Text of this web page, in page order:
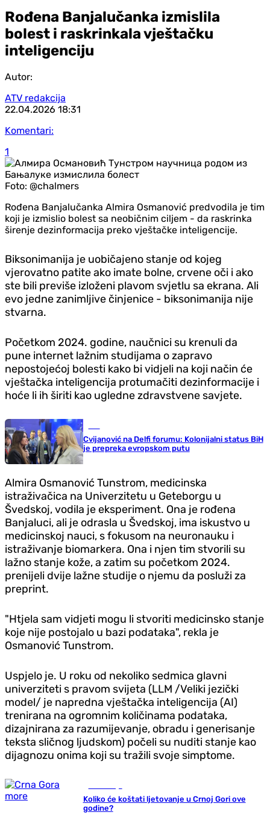
Rođena Banjalučanka izmislila
bolest i raskrinkala vještačku
inteligenciju
Autor:
ATV redakcija
22.04.2026 18:31
Komentari:
1
Foto: @chalmers
Rođena Banjalučanka Almira Osmanović predvodila je tim
koji je izmislio bolest sa neobičnim ciljem - da raskrinka
širenje dezinformacija preko vještačke inteligencije.
Biksonimanija je uobičajeno stanje od kojeg
vjerovatno patite ako imate bolne, crvene oči i ako
ste bili previše izloženi plavom svjetlu sa ekrana. Ali
evo jedne zanimljive činjenice - biksonimanija nije
stvarna.
Početkom 2024. godine, naučnici su krenuli da
pune internet lažnim studijama o zapravo
nepostojećoj bolesti kako bi vidjeli na koji način će
vještačka inteligencija protumačiti dezinformacije i
hoće li ih širiti kao ugledne zdravstvene savjete.
Cvijanović na Delfi forumu: Kolonijalni status BiH
je prepreka evropskom putu
Almira Osmanović Tunstrom, medicinska
istraživačica na Univerzitetu u Geteborgu u
Švedskoj, vodila je eksperiment. Ona je rođena
Banjaluci, ali je odrasla u Švedskoj, ima iskustvo u
medicinskoj nauci, s fokusom na neuronauku i
istraživanje biomarkera. Ona i njen tim stvorili su
lažno stanje kože, a zatim su početkom 2024.
prenijeli dvije lažne studije o njemu da posluži za
preprint.
"Htjela sam vidjeti mogu li stvoriti medicinsko stanje
koje nije postojalo u bazi podataka", rekla je
Osmanović Tunstrom.
Uspjelo je. U roku od nekoliko sedmica glavni
univerziteti s pravom svijeta (LLM /Veliki jezički
model/ je napredna vještačka inteligencija (AI)
trenirana na ogromnim količinama podataka,
dizajnirana za razumijevanje, obradu i generisanje
teksta sličnog ljudskom) počeli su nuditi stanje kao
dijagnozu onima koji su tražili svoje simptome.
Koliko će koštati ljetovanje u Crnoj Gori ove
godine?